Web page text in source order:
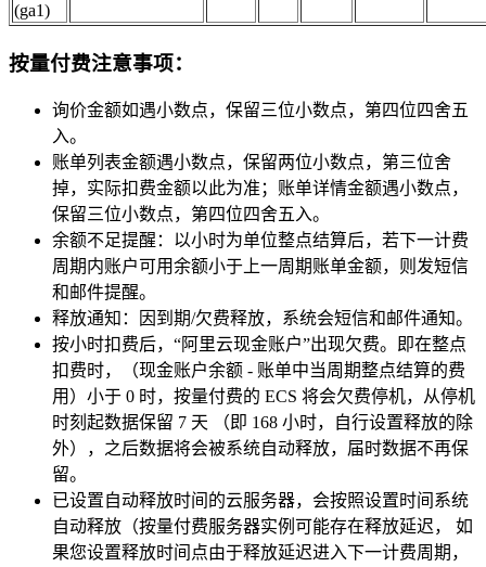
(ga1)
按量付费注意事项：
询价金额如遇小数点，保留三位小数点，第四位四舍五
入。
账单列表金额遇小数点，保留两位小数点，第三位舍
掉，实际扣费金额以此为准；账单详情金额遇小数点，
保留三位小数点，第四位四舍五入。
余额不足提醒：以小时为单位整点结算后，若下一计费
周期内账户可用余额小于上一周期账单金额，则发短信
和邮件提醒。
释放通知：因到期/欠费释放，系统会短信和邮件通知。
按小时扣费后，“阿里云现金账户”出现欠费。即在整点
扣费时，（现金账户余额 - 账单中当周期整点结算的费
用）小于 0 时，按量付费的 ECS 将会欠费停机，从停机
时刻起数据保留 7 天 （即 168 小时，自行设置释放的除
外），之后数据将会被系统自动释放，届时数据不再保
留。
已设置自动释放时间的云服务器，会按照设置时间系统
自动释放（按量付费服务器实例可能存在释放延迟， 如
果您设置释放时间点由于释放延迟进入下一计费周期，